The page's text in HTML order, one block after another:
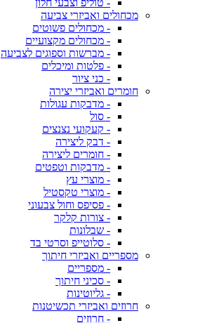
- טוליפ וצבעי חלון
מכחולים ואביזרי צביעה
- מכחולים פשוטים
- מכחולים מקצועיים
- מברשות וספוגים לצביעה
- פלטות ומיכלים
- כני ציור
חומרים ואביזרי יצירה
- מדבקות עגולות
- סול
- קעקועי נצנצים
- דבק ליצירה
- חומרים ליצירה
- מדבקות וטפטים
- מוצרי עץ
- מוצרי טקסטיל
- פסיפס וחול צבעוני
- צורות קלקר
- שבלונות
- סלוטייפ וסרטי בד
מספריים ואביזרי חיתוך
- מספריים
- סכיני חיתוך
- גליוטינות
חרוזים ואביזרי תכשיטנות
- חרוזים